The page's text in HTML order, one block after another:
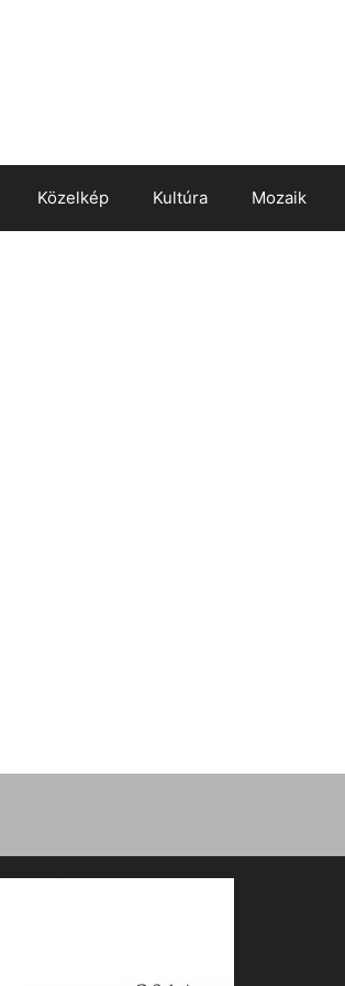
Közelkép Kultúra Mozaik